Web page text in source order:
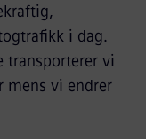
i dag.
transporterer vi
mens vi endrer